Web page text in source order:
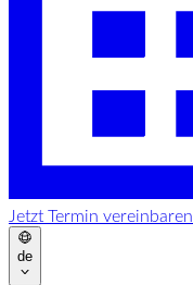
Jetzt Termin vereinbaren
de